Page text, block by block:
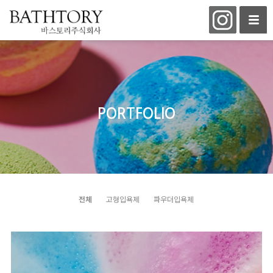
PORTFOLIO
전체 고형입욕제 파우더입욕제